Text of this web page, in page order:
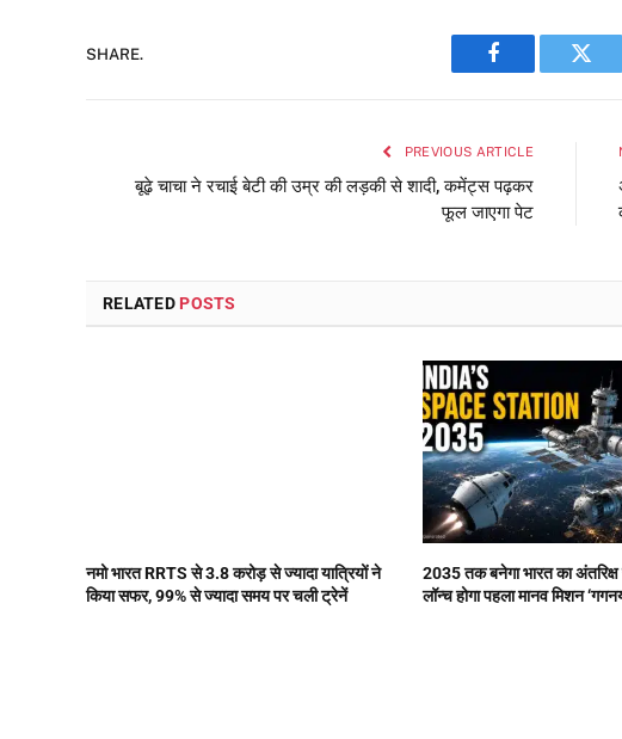
SHARE.
Facebook
PREVIOUS ARTICLE
बूढ़े चाचा ने रचाई बेटी की उम्र की लड़की से शादी, कमेंट्स पढ़कर
फूल जाएगा पेट
RELATED POSTS
नमो भारत RRTS से 3.8 करोड़ से ज्यादा यात्रियों ने
किया सफर, 99% से ज्यादा समय पर चली ट्रेनें
2035 तक बनेगा भारत का
लॉन्च होगा पहला मानव मिशन